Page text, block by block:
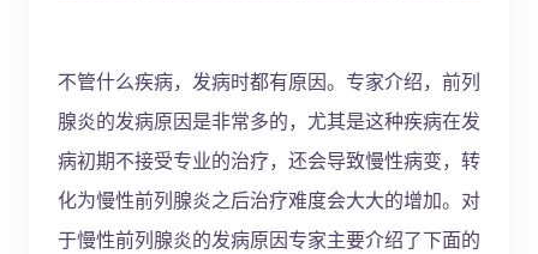
不管什么疾病，发病时都有原因。专家介绍，前列
腺炎的发病原因是非常多的，尤其是这种疾病在发
病初期不接受专业的治疗，还会导致慢性病变，转
化为慢性前列腺炎之后治疗难度会大大的增加。对
于慢性前列腺炎的发病原因专家主要介绍了下面的